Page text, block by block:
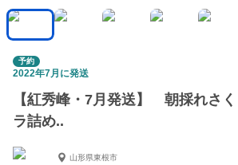
予約
2022年7月に発送
【紅秀峰・7月発送】 朝採れさ
ラ詰め..
山形県東根市